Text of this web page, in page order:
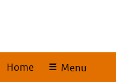
Home Menu